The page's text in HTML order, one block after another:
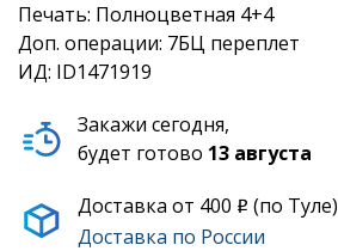
Печать: Полноцветная 4+4
Доп. операции: 7БЦ переплет
ИД: ID1471919
Закажи сегодня,
будет готово 13 августа
Доставка от 400 o (по Туле)
Доставка по России